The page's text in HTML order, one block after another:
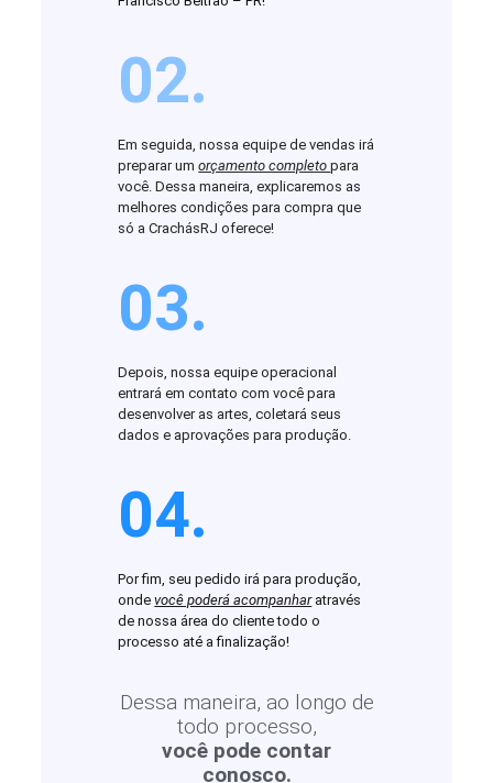
02.
Em seguida, nossa equipe de vendas irá
preparar umorçamento completopara
você. Dessa maneira, explicaremos as
melhores condições para compra que
só a CrachásRJ oferece!
03.
Depois, nossa equipe operacional
entrará em contato com você para
desenvolver as artes, coletará seus
dados e aprovações para produção.
04.
Por fim, seu pedido irá para produção,
ondevocê poderá acompanharatravés
de nossa área do cliente todo o
processo até a finalização!
Dessa maneira, ao longo de
todo processo,
você pode contar
conosco.